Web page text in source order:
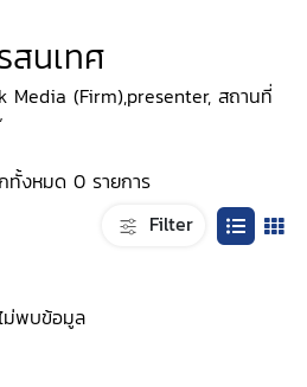
สนเทศ
Media (Firm),presenter, สถานที่
ทั้งหมด 0 รายการ
Filter
ม่พบข้อมูล